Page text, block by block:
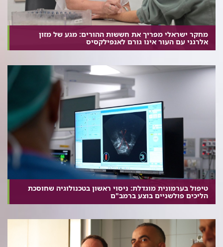
מחקר ישראלי מפריך את חששות ההורים: מגע של מזון
אלרגני עם העור אינו גורם לאנפילקסיס
טיפול בערמונית מוגדלת: ניסוי ראשון בטכנולוגיה שחוסכת
הליכים פולשניים בוצע ברמב"ם